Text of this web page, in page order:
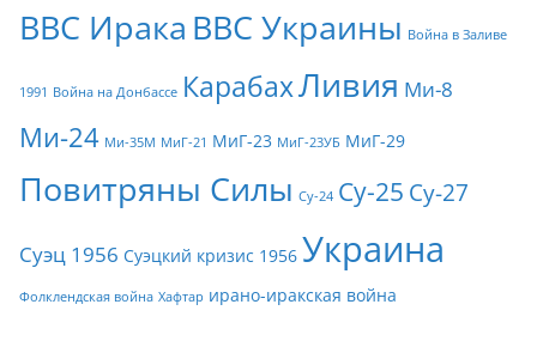
ВВС Ирака ВВС Украины Война в Заливе
1991 Война на Донбассе КарабахЛивия Ми-8
Ми-24 Ми-35М МиГ-21 МиГ-23 МиГ-23УБ МиГ-29
Повитряны Силы Су-24 Су-25 Су-27
Суэц 1956 Суэцкий кризис 1956 Украина
Фолклендская война Хафтар ирано-иракская война